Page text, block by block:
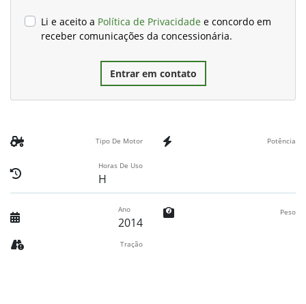
Li e aceito a Política de Privacidade e concordo em
receber comunicações da concessionária.
Entrar em contato
Tipo De Motor Potência
Horas De Uso
H
Ano
2014
Peso
Tração